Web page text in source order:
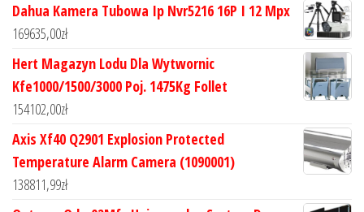
Dahua Kamera Tubowa Ip Nvr5216 16P I 12 Mpx
169635,00zł
Hert Magazyn Lodu Dla Wytwornic
Kfe1000/1500/3000 Poj. 1475Kg Follet
154102,00zł
Axis Xf40 Q2901 Explosion Protected
Temperature Alarm Camera (1090001)
138811,99zł